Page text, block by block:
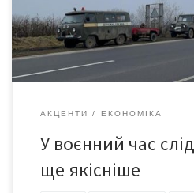
Також він висловив пропозицію до
правоохоронців знайти
АКЦЕНТИ ЕКОНОМІКА
У воєнний час
ще якісніше